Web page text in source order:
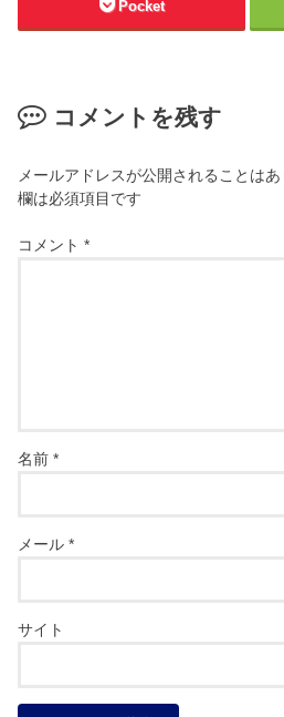
Pocket
コメントを残す
メールアドレスが公開されることはあ
欄は必須項目です
コメント*
名前*
メール*
サイト